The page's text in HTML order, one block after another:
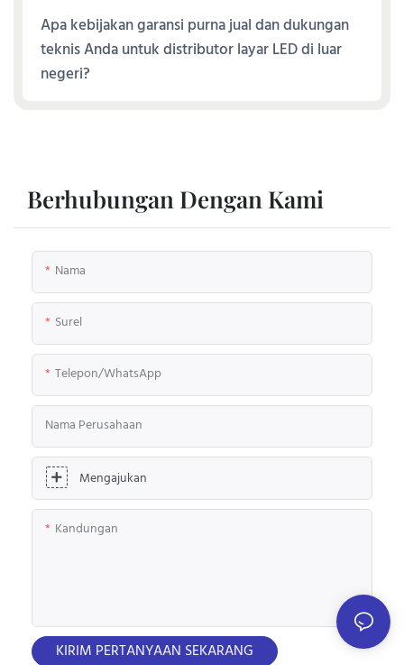
Apa kebijakan garansi purna jual dan dukungan
teknis Anda untuk distributor layar LED di luar
negeri?
Berhubungan Dengan Kami
Nama
Surel
Telepon/WhatsApp
Nama Perusahaan
Mengajukan
Kandungan
KIRIM PERTANYAAN SEKARANG